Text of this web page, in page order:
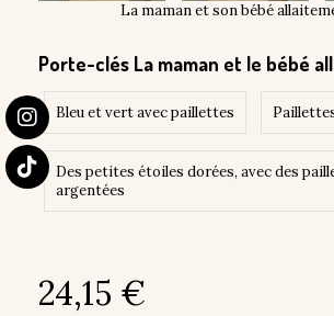
La maman et son bébé
Porte-clés La maman et le bébé
Bleu et vert avec paillettes
Des petites étoiles dorées, avec des
argentées
24,15 €